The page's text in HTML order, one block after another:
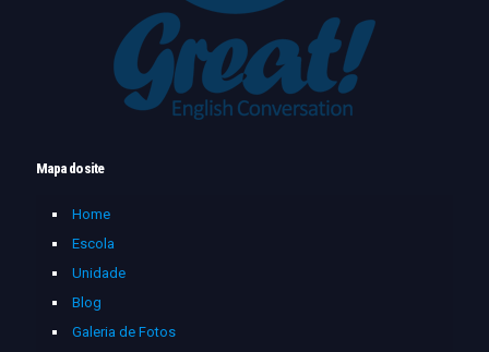
Mapa do site
Home
Escola
Unidade
Blog
Galeria de Fotos